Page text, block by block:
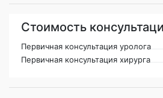
Стоимость
Первичная консультация уролога
Первичная консультация хирурга